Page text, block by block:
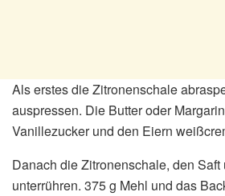
Als erstes die Zitronenschale
auspressen. Die Butter oder
Vanillezucker und den Eiern
Danach die Zitronenschale, den Saft
unterrühren. 375 g Mehl und das